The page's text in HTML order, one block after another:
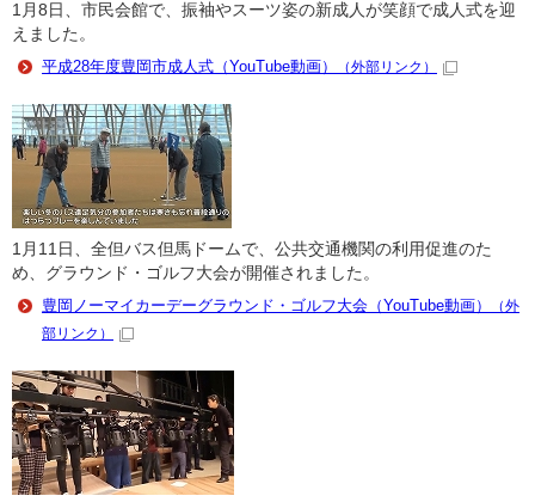
1月8日、市民会館で、振袖やスーツ姿の新成人が笑顔で成人式を迎
えました。
平成28年度豊岡市成人式（YouTube動画）
（外部リンク）
1月11日、全但バス但馬ドームで、公共交通機関の利用促進のた
め、グラウンド・ゴルフ大会が開催されました。
豊岡ノーマイカーデーグラウンド・ゴルフ大会（YouTube動画）
（外
部リンク）